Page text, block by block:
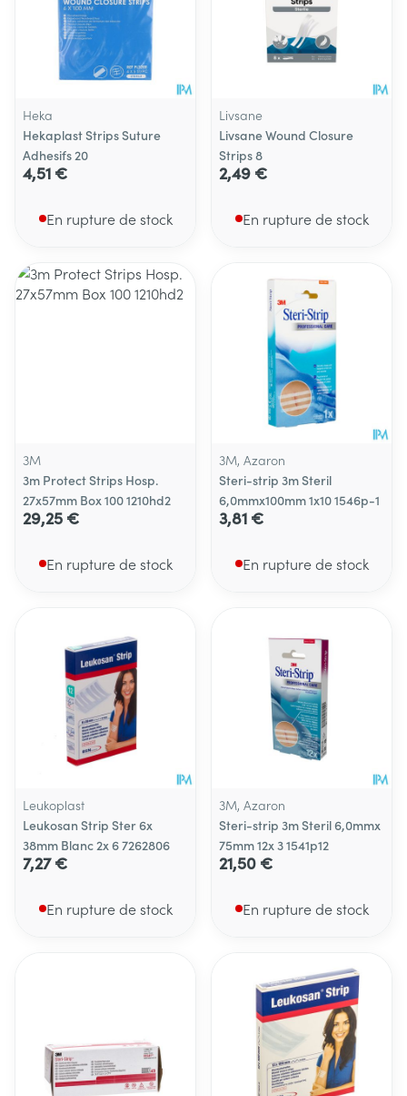
Heka
Hekaplast Strips Suture
Adhesifs 20
4,51 €
En rupture de stock
Livsane
Livsane Wound Closure
Strips 8
2,49 €
En rupture de stock
3M
3m Protect Strips Hosp.
27x57mm Box 100 1210hd2
29,25 €
En rupture de stock
3M, Azaron
Steri-strip 3m Steril
6,0mmx100mm 1x10 1546p-1
3,81 €
En rupture de stock
Leukoplast
Leukosan Strip Ster 6x
38mm Blanc 2x 6 7262806
7,27 €
En rupture de stock
3M, Azaron
Steri-strip 3m Steril 6,0mmx
75mm 12x 3 1541p12
21,50 €
En rupture de stock